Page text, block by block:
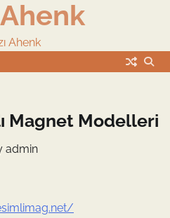
Ahenk
Ahenk
Magnet Modelleri
admin